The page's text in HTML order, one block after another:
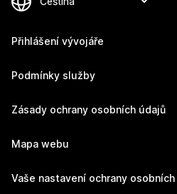
Přihlášení vývojáře
Podmínky služby
Zásady ochrany osobních údajů
Mapa webu
Vaše nastavení ochrany